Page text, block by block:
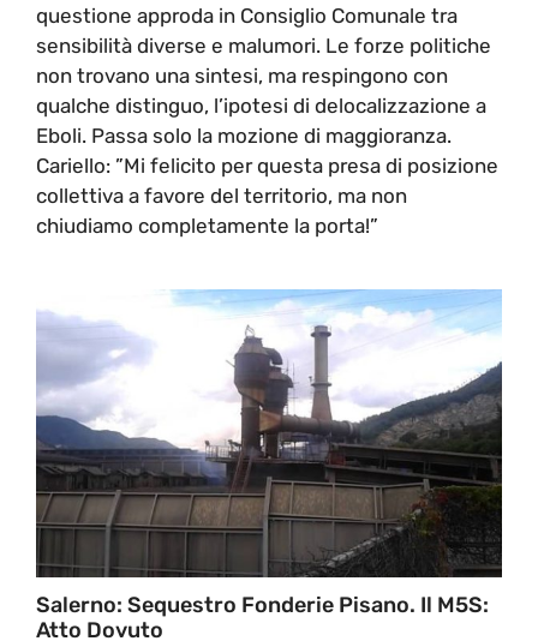
questione approda in Consiglio Comunale tra
sensibilità diverse e malumori. Le forze politiche
non trovano una sintesi, ma respingono con
qualche distinguo, l’ipotesi di delocalizzazione a
Eboli. Passa solo la mozione di maggioranza.
Cariello: ”Mi felicito per questa presa di posizione
collettiva a favore del territorio, ma non
chiudiamo completamente la porta!”
Salerno: Sequestro Fonderie Pisano. Il M5S:
Atto Dovuto